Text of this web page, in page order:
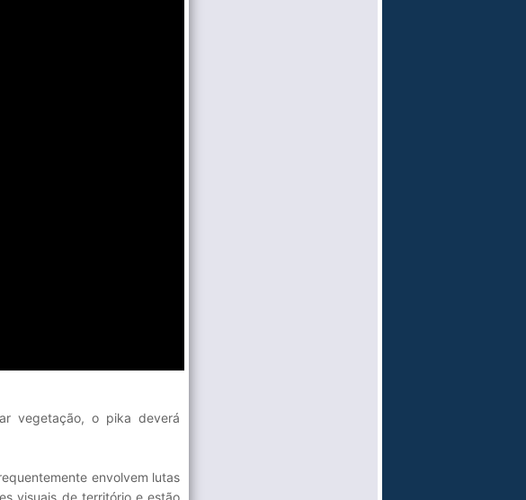
vegetação, o pika deverá
envolvem lutas
visuais de território e estão